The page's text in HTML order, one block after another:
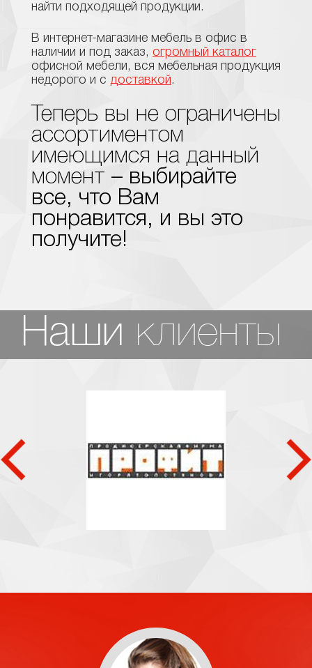
найти подходящей продукции.
В интернет-магазине мебель в офис в
наличии и под заказ, огромный каталог
офисной мебели, вся мебельная продукция
недорого и с доставкой.
Теперь вы не ограничены
ассортиментом
имеющимся на данный
момент – выбирайте
все, что Вам
понравится, и вы это
получите!
Наши клиенты